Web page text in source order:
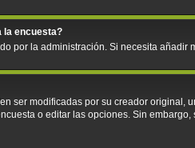
la encuesta?
por la administración. Si necesita
ser modificadas por su creador
o editar las opciones. Sin